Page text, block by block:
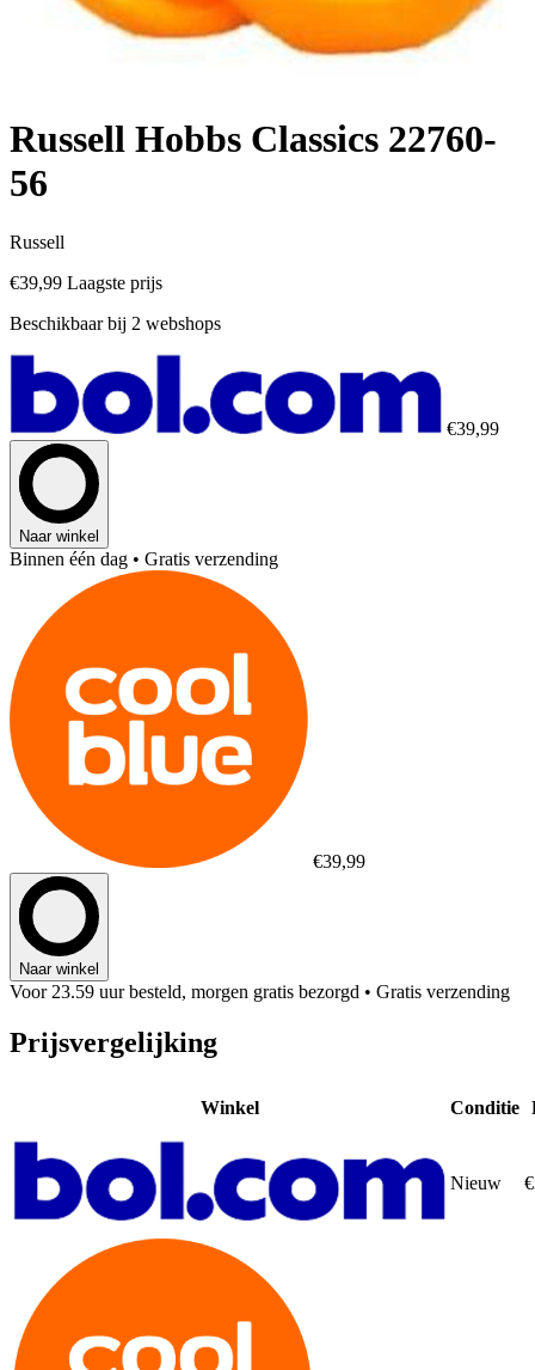
Russell Hobbs Classics 22760-
56
Russell
€39,99 Laagste prijs
Beschikbaar bij 2 webshops
€39,99
Naar winkel
Binnen één dag • Gratis verzending
€39,99
Naar winkel
Voor 23.59 uur besteld, morgen gratis bezorgd • Gratis verzending
Prijsvergelijking
Winkel Conditie
Nieuw